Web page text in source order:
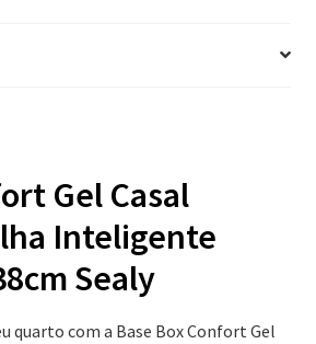
Gel Casal
Inteligente
Sealy
quarto com a Base Box Confort Gel